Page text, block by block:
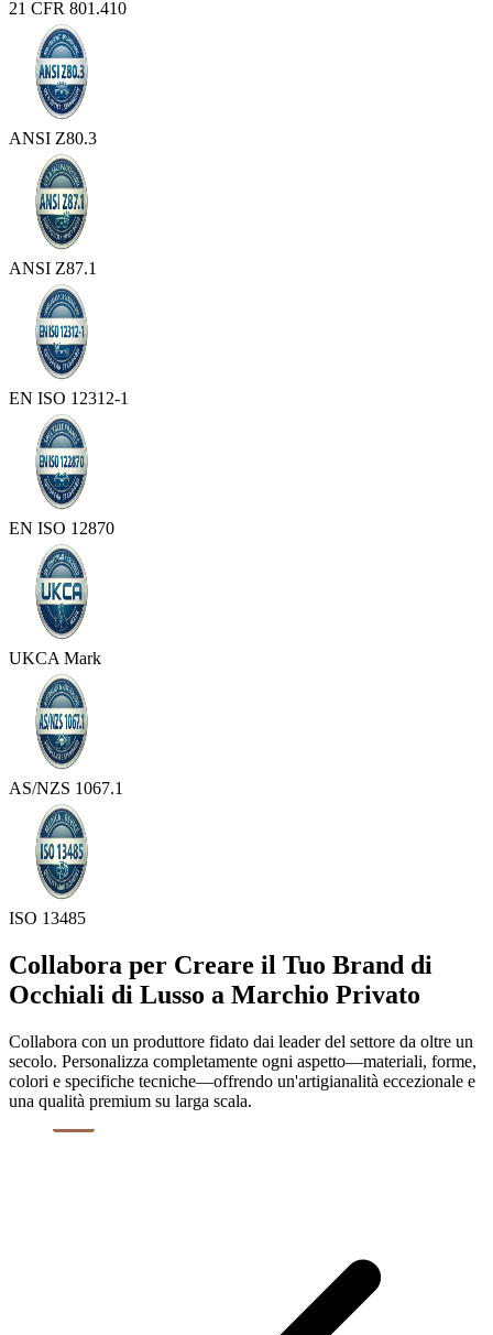
21 CFR 801.410
ANSI Z80.3
ANSI Z87.1
EN ISO 12312-1
EN ISO 12870
UKCA Mark
AS/NZS 1067.1
ISO 13485
Collabora per Creare il Tuo Brand di
Occhiali di Lusso a Marchio Privato
Collabora con un produttore fidato dai leader del settore da oltre un
secolo. Personalizza completamente ogni aspetto—materiali, forme,
colori e specifiche tecniche—offrendo un'artigianalità eccezionale e
una qualità premium su larga scala.